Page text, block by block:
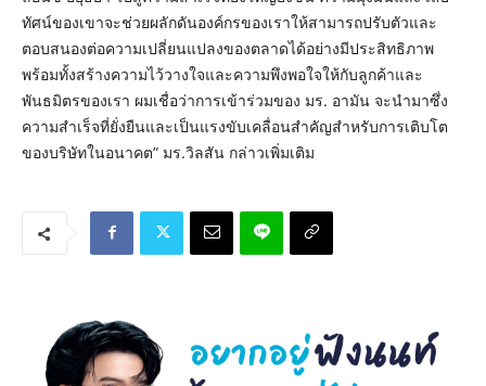
ทัศน์ของเขาจะช่วยผลักดันองค์กรของเราให้สามารถปรับตัวและ
ตอบสนองต่อความเปลี่ยนแปลงของตลาดได้อย่างมีประสิทธิภาพ
พร้อมทั้งสร้างความไว้วางใจและความพึงพอใจให้กับลูกค้าและ
พันธมิตรของเรา ผมเชื่อว่าการเข้าร่วมของ มร. อามัน จะนำมาซึ่ง
ความสำเร็จที่ยั่งยืนและเป็นแรงขับเคลื่อนสำคัญสำหรับการเติบโต
ของบริษัทในอนาคต” มร.วิลสัน กล่าวเพิ่มเติม